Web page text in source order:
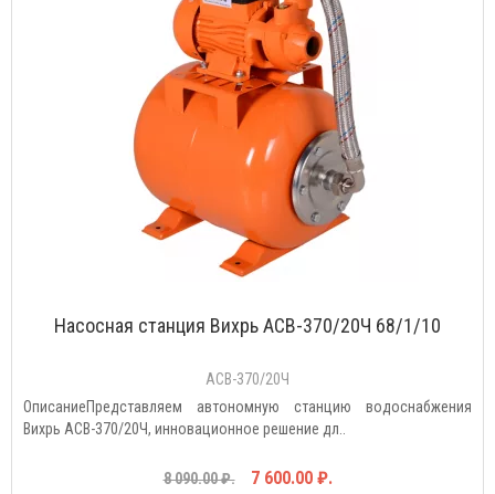
Насосная станция Вихрь АСВ-370/20Ч 68/1/10
АСВ-370/20Ч
ОписаниеПредставляем автономную станцию водоснабжения
Вихрь АСВ-370/20Ч, инновационное решение дл..
8 090.00 ₽. 7 600.00 ₽.